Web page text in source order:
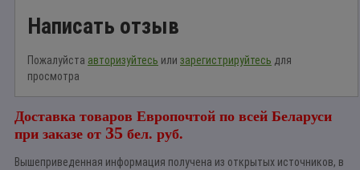
Написать отзыв
Пожалуйста авторизуйтесь или зарегистрируйтесь для
просмотра
Доставка товаров Европочтой по всей Беларуси
при заказе от 35 бел. руб.
Вышеприведенная информация получена из открытых источников, в